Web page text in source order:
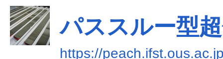
パススルー型
https://